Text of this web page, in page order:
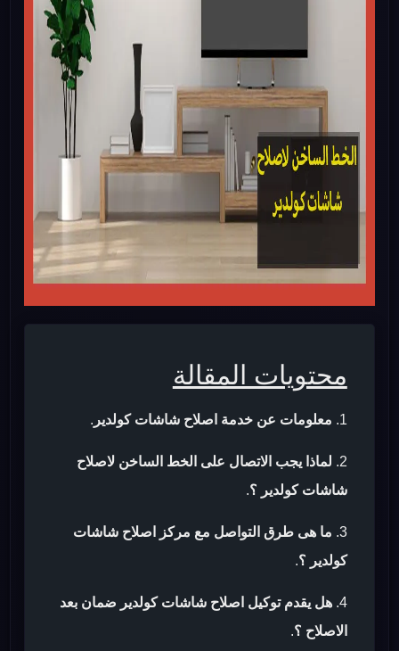
محتويات المقالة
معلومات عن خدمة اصلاح شاشات كولدير .
لماذا يجب الاتصال على الخط الساخن لاصلاح
شاشات كولدير ؟.
ما هى طرق التواصل مع مركز اصلاح شاشات
كولدير ؟.
هل يقدم توكيل اصلاح شاشات كولدير ضمان بعد
الاصلاح ؟.